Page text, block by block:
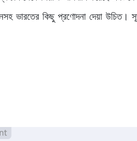
ভারতের কিছু প্রণোদনা দেয়া উচিত।